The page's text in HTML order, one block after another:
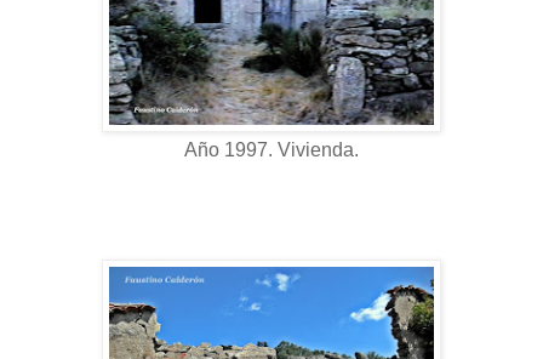
Año 1997. Vivienda.